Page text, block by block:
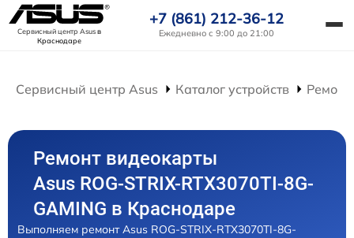
Сервисный центр Asusв
Краснодаре
+7 (861) 212-36-12
Ежедневно с 9:00 до 21:00
Сервисный центр Asus Каталог устройств
Ремонт видеокарты
Asus ROG-STRIX-RTX3070TI-8G-
GAMING в Краснодаре
Выполняем ремонт Asus ROG-STRIX-RTX3070TI-8G-